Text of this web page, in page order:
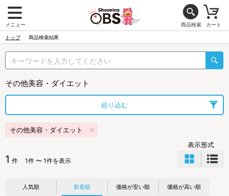
メニュー 商品検索 カート
トップ 商品検索結果
その他美容・ダイエット
絞り込む
その他美容・ダイエット
1 件 1件 〜 1件を表示
表示形式
人気順 新着順 価格が安い順 価格が高い順